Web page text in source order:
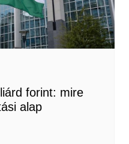
forint: mire
alap